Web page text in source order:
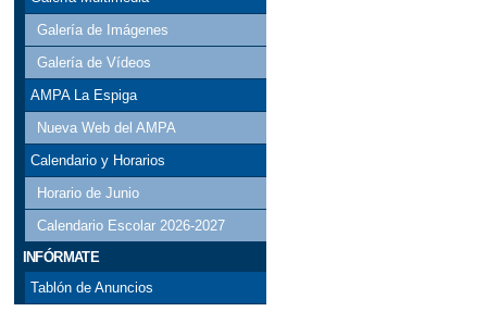
Galería de Imágenes
Galería de Vídeos
AMPA La Espiga
Nueva Web del AMPA
Calendario y Horarios
Horario de Junio
Calendario Escolar 2026-2027
INFÓRMATE
Tablón de Anuncios